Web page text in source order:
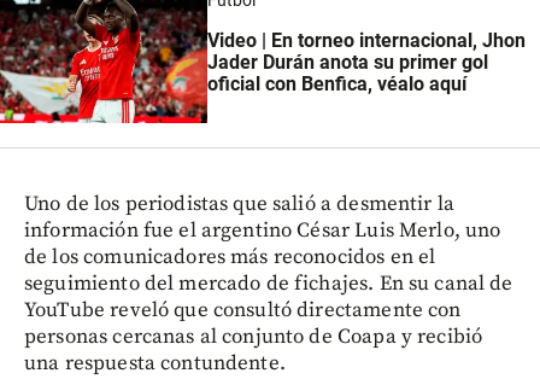
Video | En torneo internacional, Jhon
Jader Durán anota su primer gol
oficial con Benfica, véalo aquí
Uno de los periodistas que salió a desmentir la
información fue el argentino César Luis Merlo, uno
de los comunicadores más reconocidos en el
seguimiento del mercado de fichajes. En su canal de
YouTube reveló que consultó directamente con
personas cercanas al conjunto de Coapa y recibió
una respuesta contundente.